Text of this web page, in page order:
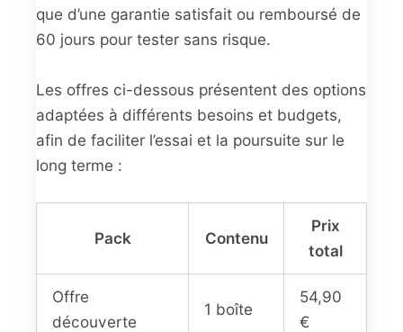
que d’une garantie satisfait ou remboursé de
60 jours pour tester sans risque.
Les offres ci-dessous présentent des options
adaptées à différents besoins et budgets,
afin de faciliter l’essai et la poursuite sur le
long terme :
Pack Contenu
Prix
total
Offre
découverte
1 boîte
54,90
€